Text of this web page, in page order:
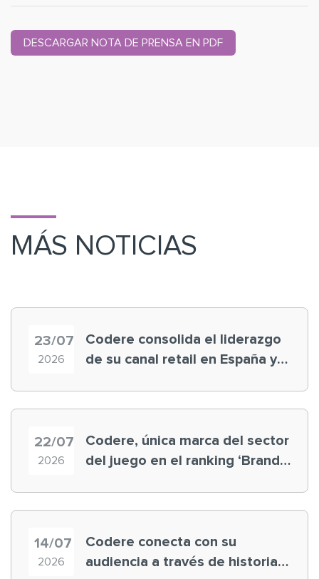
DESCARGAR NOTA DE PRENSA EN PDF
MÁS NOTICIAS
23/07
2026
Codere consolida el liderazgo
de su canal retail en España y
22/07
2026
Codere, única marca del sector
del juego en el ranking ‘Brand
14/07
2026
Codere conecta con su
audiencia a través de historias